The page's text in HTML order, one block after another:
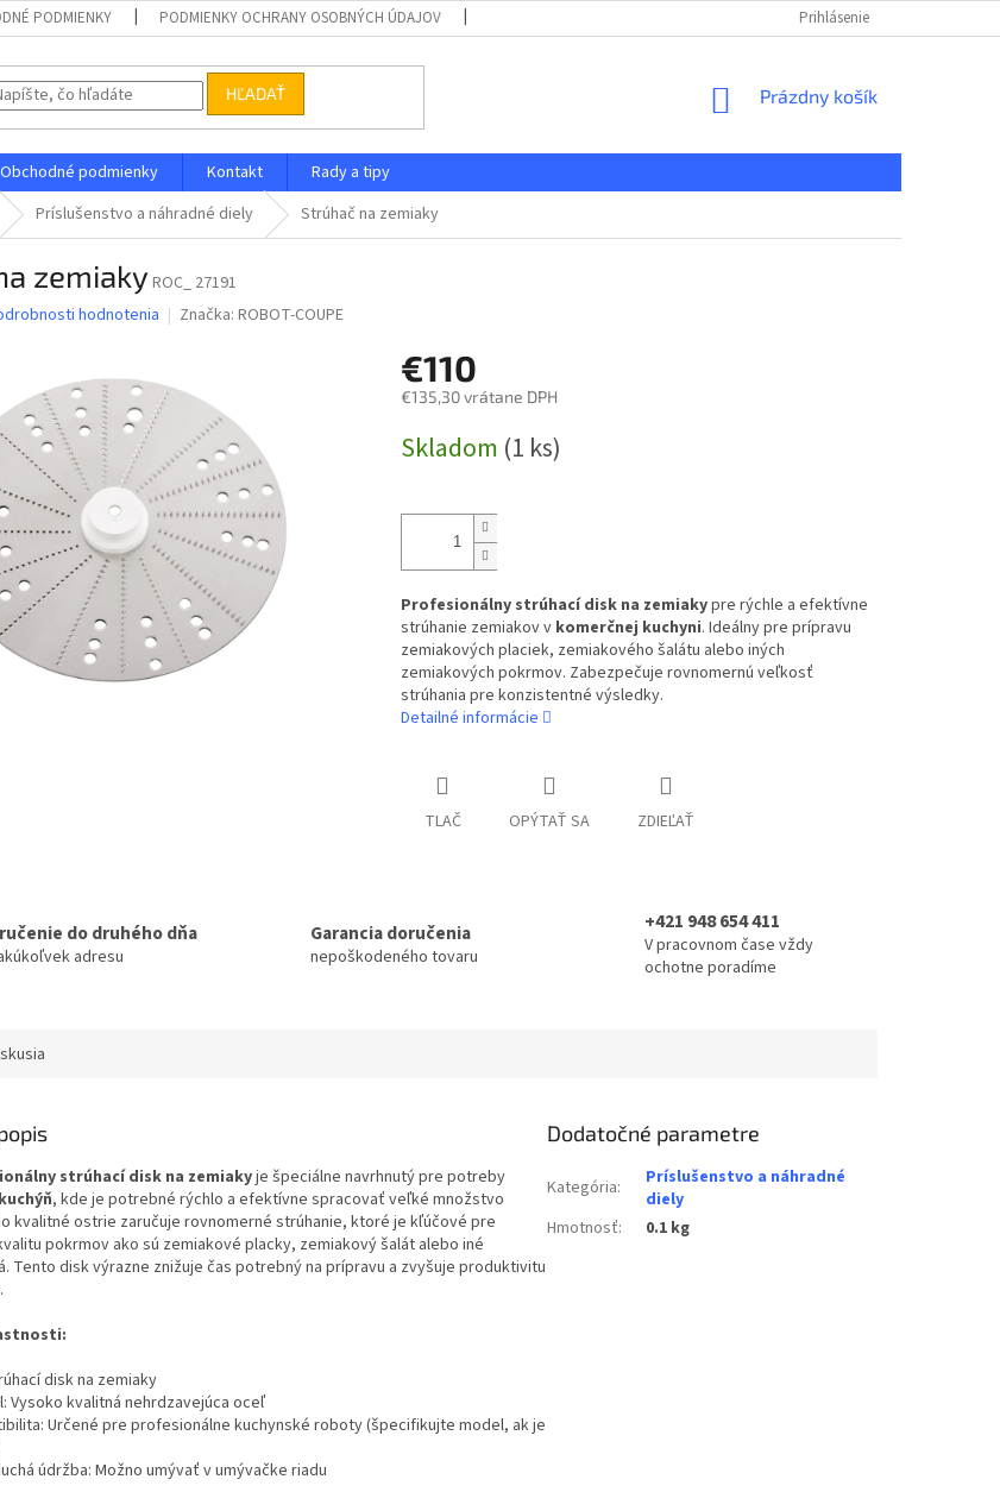
PODMIENKY PODMIENKY OCHRANY OSOBNÝCH ÚDAJOV DOPRAVA A PLATBA
Prihlásenie
HĽADAŤ
NÁKUPNÝ
Prázdny košík
Obchodné podmienky Kontakt
Rady a tipy
Príslušenstvo a náhradné diely Strúhač na zemiaky
zemiakyROC_ 27191
hodnotenia Značka: ROBOT-COUPE
€110
€135,30 vrátane DPH
cena:
Skladom (1 ks)
Profesionálny strúhací disk na zemiakypre rýchle a efektívne
strúhanie zemiakov v komerčnej kuchyni. Ideálny pre prípravu
zemiakových placiek, zemiakového šalátu alebo iných
zemiakových pokrmov. Zabezpečuje rovnomernú veľkosť
strúhania pre konzistentné výsledky.
Detailné informácie
TLAČ OPÝTAŤ SA ZDIEĽAŤ
do druhého dňa
adresu
Garancia doručenia
nepoškodeného tovaru
+421 948 654 411
V pracovnom čase vždy
ochotne poradíme
strúhací disk na zemiakyje špeciálne navrhnutý pre potreby
, kde je potrebné rýchlo a efektívne spracovať veľké množstvo
kvalitné ostrie zaručuje rovnomerné strúhanie, ktoré je kľúčové pre
pokrmov ako sú zemiakové placky, zemiakový šalát alebo iné
Tento disk výrazne znižuje čas potrebný na prípravu a zvyšuje produktivitu
disk na zemiaky
Vysoko kvalitná nehrdzavejúca oceľ
Určené pre profesionálne kuchynské roboty (špecifikujte model, ak je
údržba: Možno umývať v umývačke riadu
Dodatočné parametre
Kategória:
Príslušenstvo a náhradné
diely
Hmotnosť: 0.1 kg